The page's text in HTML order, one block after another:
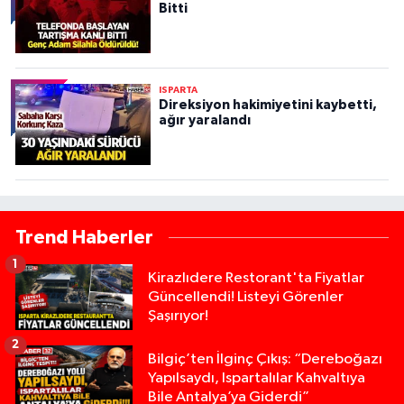
Bitti
ISPARTA
Direksiyon hakimiyetini kaybetti,
ağır yaralandı
Trend Haberler
Kirazlıdere Restorant'ta Fiyatlar
Güncellendi! Listeyi Görenler
Şaşırıyor!
1
Bilgiç’ten İlginç Çıkış: “Dereboğazı
Yapılsaydı, Ispartalılar Kahvaltıya
Bile Antalya’ya Giderdi”
2